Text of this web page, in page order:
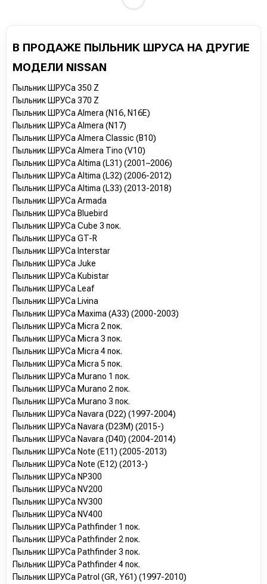
В ПРОДАЖЕ ПЫЛЬНИК ШРУСА НА ДРУГИЕ
МОДЕЛИ NISSAN
Пыльник ШРУСа 350 Z
Пыльник ШРУСа 370 Z
Пыльник ШРУСа Almera (N16, N16E)
Пыльник ШРУСа Almera (N17)
Пыльник ШРУСа Almera Classic (B10)
Пыльник ШРУСа Almera Tino (V10)
Пыльник ШРУСа Altima (L31) (2001–2006)
Пыльник ШРУСа Altima (L32) (2006-2012)
Пыльник ШРУСа Altima (L33) (2013-2018)
Пыльник ШРУСа Armada
Пыльник ШРУСа Bluebird
Пыльник ШРУСа Cube 3 пок.
Пыльник ШРУСа GT-R
Пыльник ШРУСа Interstar
Пыльник ШРУСа Juke
Пыльник ШРУСа Kubistar
Пыльник ШРУСа Leaf
Пыльник ШРУСа Livina
Пыльник ШРУСа Maxima (A33) (2000-2003)
Пыльник ШРУСа Micra 2 пок.
Пыльник ШРУСа Micra 3 пок.
Пыльник ШРУСа Micra 4 пок.
Пыльник ШРУСа Micra 5 пок.
Пыльник ШРУСа Murano 1 пок.
Пыльник ШРУСа Murano 2 пок.
Пыльник ШРУСа Murano 3 пок.
Пыльник ШРУСа Navara (D22) (1997-2004)
Пыльник ШРУСа Navara (D23M) (2015-)
Пыльник ШРУСа Navara (D40) (2004-2014)
Пыльник ШРУСа Note (E11) (2005-2013)
Пыльник ШРУСа Note (E12) (2013-)
Пыльник ШРУСа NP300
Пыльник ШРУСа NV200
Пыльник ШРУСа NV300
Пыльник ШРУСа NV400
Пыльник ШРУСа Pathfinder 1 пок.
Пыльник ШРУСа Pathfinder 2 пок.
Пыльник ШРУСа Pathfinder 3 пок.
Пыльник ШРУСа Pathfinder 4 пок.
Пыльник ШРУСа Patrol (GR, Y61) (1997-2010)